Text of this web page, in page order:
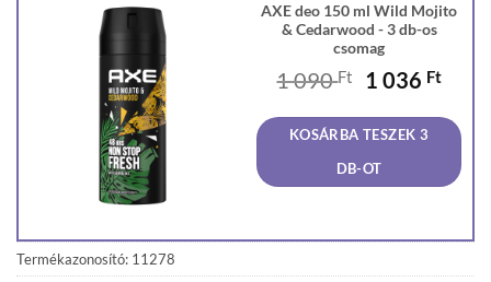
AXE deo 150 ml Wild Mojito
& Cedarwood - 3 db-os
csomag
1 090Ft
Original
was:
1
090 Ft.
1 036 Ft
is:
036
KOSÁRBA TESZEK 3
DB-OT
Termékazonosító: 11278